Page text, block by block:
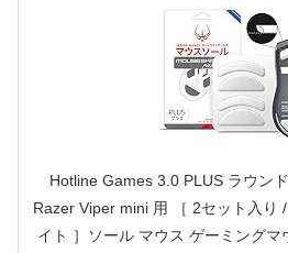
Hotline Games 3.0 PLUS ラウン
Razer Viper mini 用 ［ 2セット入り
イト ］ソール マウス ゲーミング